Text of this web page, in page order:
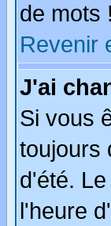
de mots !
Revenir
J'ai
Si vous
toujours
d'été.
l'heure